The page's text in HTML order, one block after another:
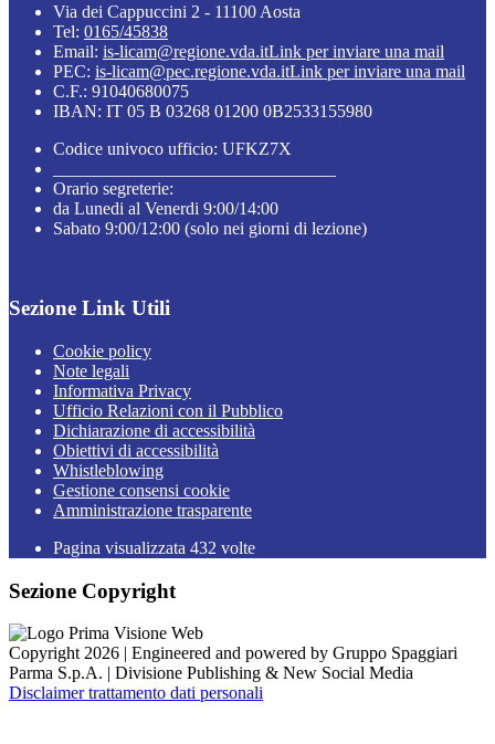
Via dei Cappuccini 2 - 11100 Aosta
Tel: 0165/45838
Email: is-licam@regione.vda.itLink per inviare una mail
PEC: is-licam@pec.regione.vda.itLink per inviare una mail
C.F.: 91040680075
IBAN: IT 05 B 03268 01200 0B2533155980
Codice univoco ufficio: UFKZ7X
Orario segreterie:
da Lunedi al Venerdi 9:00/14:00
Sabato 9:00/12:00 (solo nei giorni di lezione)
Sezione Link Utili
Cookie policy
Note legali
Informativa Privacy
Ufficio Relazioni con il Pubblico
Dichiarazione di accessibilità
Obiettivi di accessibilità
Whistleblowing
Gestione consensi cookie
Amministrazione trasparente
Pagina visualizzata 432 volte
Sezione Copyright
Copyright 2026 | Engineered and powered by Gruppo Spaggiari
Parma S.p.A. | Divisione Publishing & New Social Media
Disclaimer trattamento dati personali